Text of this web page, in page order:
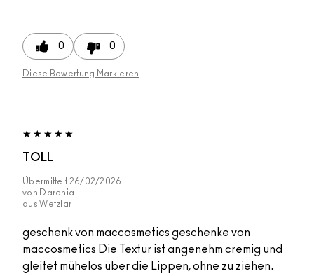
0 0
Diese Bewertung Markieren
TOLL
Übermittelt 26/02/2026
von
Darenia
aus Wetzlar
geschenk von maccosmetics geschenke von
maccosmetics Die Textur ist angenehm cremig und
gleitet mühelos über die Lippen, ohne zu ziehen.